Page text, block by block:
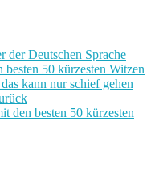
der Deutschen Sprache
50 kürzesten Witzen
kann nur schief gehen
den besten 50 kürzesten